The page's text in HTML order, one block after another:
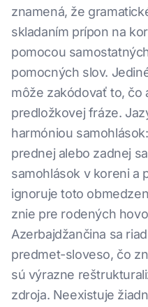
znamená, že
skladaním prípon na
pomocou
pomocných slov.
môže zakódovať to, čo
predložkovej fráze.
harmóniou
prednej alebo zadnej
samohlások v koreni a
ignoruje toto
znie pre rodených
Azerbajdžančina sa
predmet-sloveso, čo
sú výrazne
zdroja. Neexistuje